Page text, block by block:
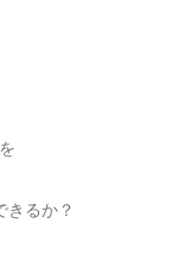
きるか？